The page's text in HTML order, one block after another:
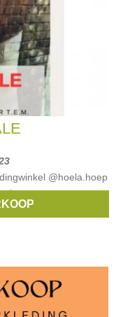
@hoela.hoep
en meer aan